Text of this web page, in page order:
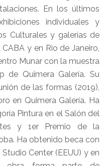
En los últimos
individuales y
Culturales y galerías de
y en Rio de Janeiro,
Munar con la muestra
de Quimera Galería. Su
de las formas (2019),
en Quimera Galería. Ha
Pintura en el Salón del
y 1er Premio de la
Ha obtenido beca con
Center (EEUU) y en